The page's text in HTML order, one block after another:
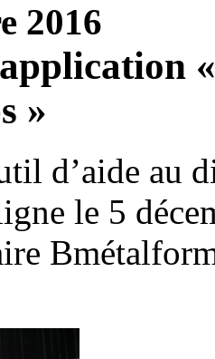
2016
»
d’aide au
le 5